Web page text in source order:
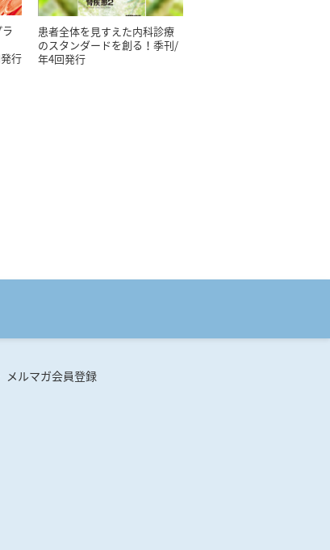
行
患者全体を見すえた内科診療
のスタンダードを創る！季刊/
年4回発行
メルマガ会員登録